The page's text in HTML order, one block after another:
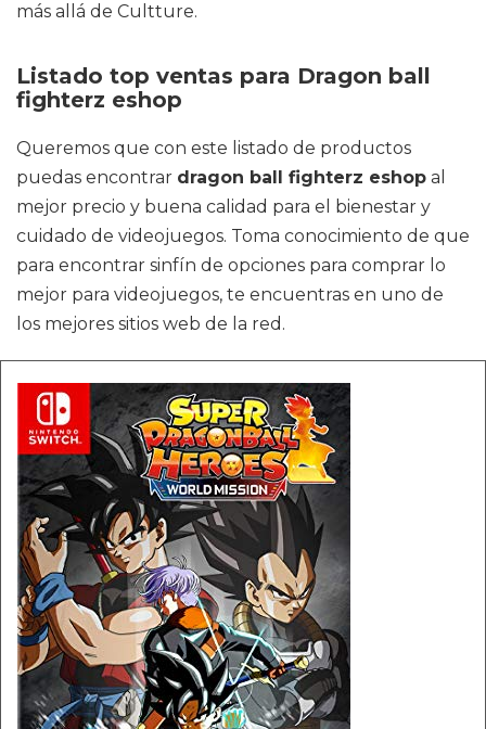
más allá de Cultture.
Listado top ventas para Dragon ball
fighterz eshop
Queremos que con este listado de productos
puedas encontrar dragon ball fighterz eshop al
mejor precio y buena calidad para el bienestar y
cuidado de videojuegos. Toma conocimiento de que
para encontrar sinfín de opciones para comprar lo
mejor para videojuegos, te encuentras en uno de
los mejores sitios web de la red.